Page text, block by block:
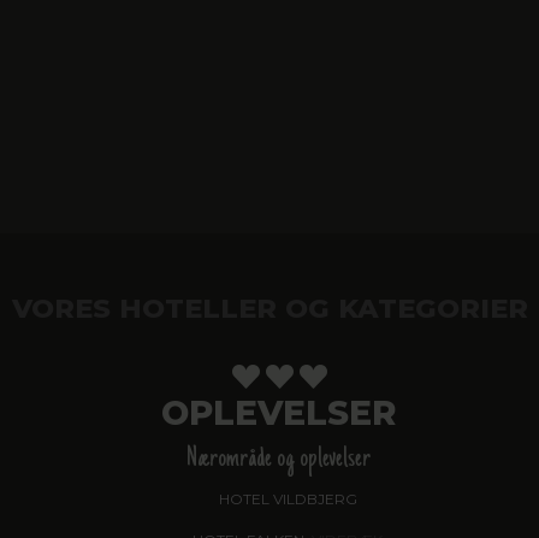
OPLEVELSER
Nærområde og oplevelser
HOTEL VILDBJERG